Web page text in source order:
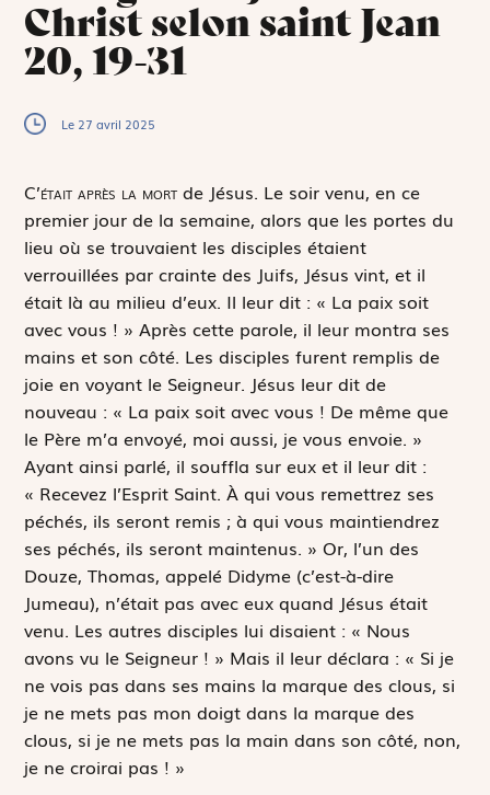
Christ selon saint Jean
20, 19-31
Le 27 avril 2025
C’était après la mort de Jésus. Le soir venu, en ce
premier jour de la semaine, alors que les portes du
lieu où se trouvaient les disciples étaient
verrouillées par crainte des Juifs, Jésus vint, et il
était là au milieu d’eux. Il leur dit : « La paix soit
avec vous ! » Après cette parole, il leur montra ses
mains et son côté. Les disciples furent remplis de
joie en voyant le Seigneur. Jésus leur dit de
nouveau : « La paix soit avec vous ! De même que
le Père m’a envoyé, moi aussi, je vous envoie. »
Ayant ainsi parlé, il souffla sur eux et il leur dit :
« Recevez l’Esprit Saint. À qui vous remettrez ses
péchés, ils seront remis ; à qui vous maintiendrez
ses péchés, ils seront maintenus. » Or, l’un des
Douze, Thomas, appelé Didyme (c’est-à-dire
Jumeau), n’était pas avec eux quand Jésus était
venu. Les autres disciples lui disaient : « Nous
avons vu le Seigneur ! » Mais il leur déclara : « Si je
ne vois pas dans ses mains la marque des clous, si
je ne mets pas mon doigt dans la marque des
clous, si je ne mets pas la main dans son côté, non,
je ne croirai pas ! »